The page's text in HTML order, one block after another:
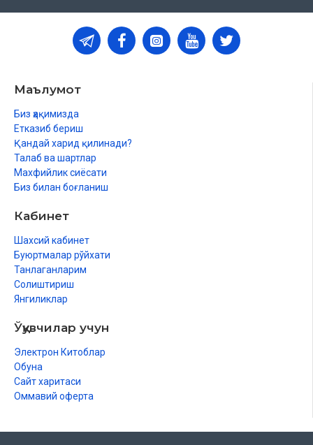
Маълумот
Биз ҳақимизда
Етказиб бериш
Қандай харид қилинади?
Талаб ва шартлар
Махфийлик сиёсати
Биз билан боғланиш
Кабинет
Шахсий кабинет
Буюртмалар рўйхати
Танлаганларим
Солиштириш
Янгиликлар
Ўқувчилар учун
Электрон Китоблар
Обуна
Сайт харитаси
Оммавий оферта